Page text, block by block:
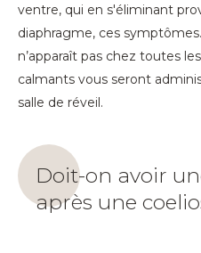
ventre, qui en s'éliminant
diaphragme, ces
n’apparaît pas chez toutes
calmants vous seront
salle de réveil.
Doit-on avoir
après une